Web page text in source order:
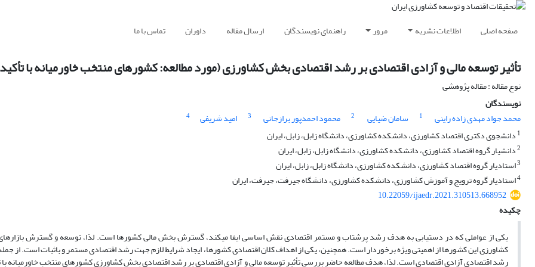
صفحه اصلی اطلاعات نشریه مرور راهنمای نویسندگان ارسال مقاله داوران تماس با ما
تأثیر توسعه مالی و آزادی اقتصادی بر رشد اقتصادی بخش کشاورزی (مورد مطالعه: کشورهای منتخب خاورمیانه با
نوع مقاله : مقاله پژوهشی
نویسندگان
محمد جواد مهدی زاده راینی
1 سامان ضیایی 2 محمود احمدپور برازجانی 3 امید شریفی
4
1 دانشجوی دکتری اقتصاد کشاورزی، دانشکده کشاورزی، دانشگاه زابل، زابل، ایران
2دانشیار گروه اقتصاد کشاورزی، دانشکده کشاورزی، دانشگاه زابل، زابل، ایران
3استادیار گروه اقتصاد کشاورزی، دانشکده کشاورزی، دانشگاه زابل، زابل، ایران
4استادیار گروه ترویج و آموزش کشاورزی، دانشکده کشاورزی، دانشگاه جیرفت، جیرفت، ایران
10.22059/ijaedr.2021.310513.668952
چکیده
یکی از عواملی که در دست­یابی به هدف رشد پرشتاب و مستمر اقتصادی نقش اساسی ایفا می­کند، گسترش بخش مالی کشورها است. لذا، توسعه و گسترش
کشاورزی این کشورها از اهمیتی ویژه برخوردار است. همچنین، یکی از اهداف کلان اقتصادی کشورها، ایجاد شرایط لازم جهت رشد اقتصادی مستمر و باثبات است. از
رشد اقتصادی آزادی اقتصادی است. لذا، هدف مطالعه حاضر بررسی تأثیر توسعه مالی و آزادی اقتصادی بر رشد اقتصادی بخش کشاورزی کشورهای منتخب خاورمیانه با